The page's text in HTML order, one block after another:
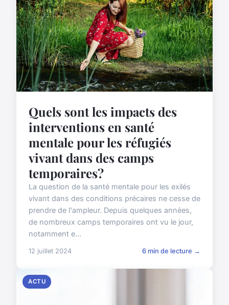
Quels sont les impacts des
interventions en santé
mentale pour les réfugiés
vivant dans des camps
temporaires?
La question de la santé mentale pour les exilés
vivant dans des conditions précaires ne cesse de
prendre de l'ampleur. Depuis quelques années,
de nombreux camps temporaires ont vu le jour,
notamment e...
12 juillet 2024 6 min de lecture →
ACTU